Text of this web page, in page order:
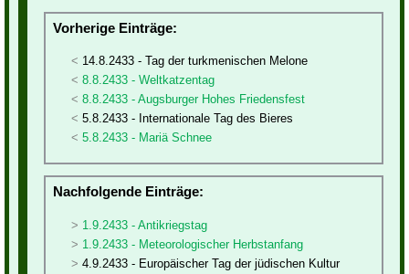
Vorherige Einträge:
14.8.2433 - Tag der turkmenischen Melone
8.8.2433 - Weltkatzentag
8.8.2433 - Augsburger Hohes Friedensfest
5.8.2433 - Internationale Tag des Bieres
5.8.2433 - Mariä Schnee
Nachfolgende Einträge:
1.9.2433 - Antikriegstag
1.9.2433 - Meteorologischer Herbstanfang
4.9.2433 - Europäischer Tag der jüdischen Kultur